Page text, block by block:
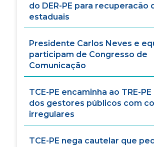
do DER-PE para recuperacão
estaduais
Presidente Carlos Neves e
participam de Congresso de
Comunicação
TCE-PE encaminha ao TRE-
dos gestores públicos com
irregulares
TCE-PE nega cautelar que